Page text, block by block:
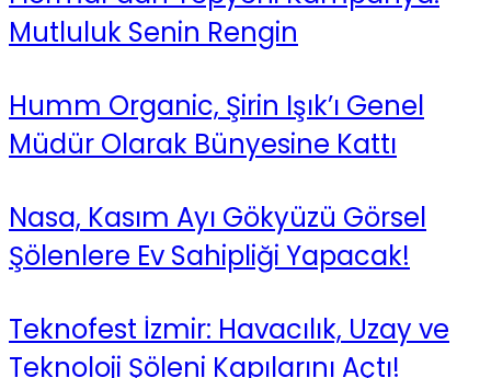
Mutluluk Senin Rengin
Humm Organic, Şirin Işık’ı Genel
Müdür Olarak Bünyesine Kattı
Nasa, Kasım Ayı Gökyüzü Görsel
Şölenlere Ev Sahipliği Yapacak!
Teknofest İzmir: Havacılık, Uzay ve
Teknoloji Şöleni Kapılarını Açtı!